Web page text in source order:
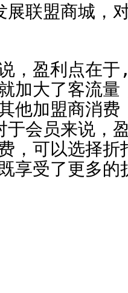
展联盟商城，
，盈利点在
加大了客流
他加盟商消
会员来说，
，可以选择
享受了更多